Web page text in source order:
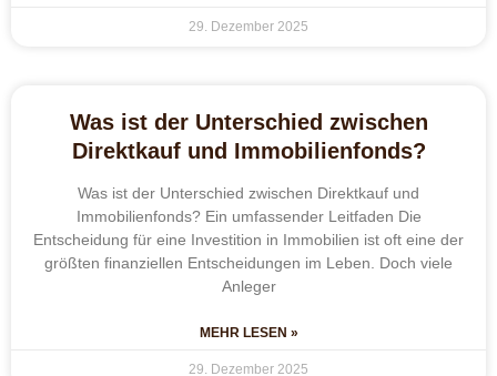
29. Dezember 2025
Was ist der Unterschied zwischen
Direktkauf und Immobilienfonds?
Was ist der Unterschied zwischen Direktkauf und
Immobilienfonds? Ein umfassender Leitfaden Die
Entscheidung für eine Investition in Immobilien ist oft eine der
größten finanziellen Entscheidungen im Leben. Doch viele
Anleger
MEHR LESEN »
29. Dezember 2025